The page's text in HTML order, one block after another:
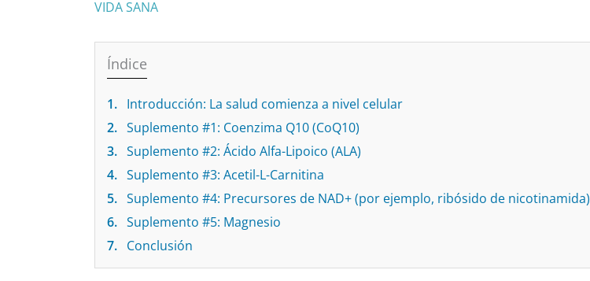
VIDA SANA
Índice
1. Introducción: La salud comienza a nivel celular
2. Suplemento #1: Coenzima Q10 (CoQ10)
3. Suplemento #2: Ácido Alfa-Lipoico (ALA)
4. Suplemento #3: Acetil-L-Carnitina
5. Suplemento #4: Precursores de NAD+ (por ejemplo, ribósido de nicotinamida)
6. Suplemento #5: Magnesio
7. Conclusión